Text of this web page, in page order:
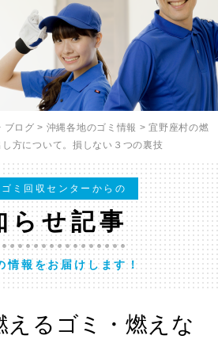
ブログ > 沖縄各地のゴミ情報 >宜野座村の燃
方について。損しない３つの裏技
ミ回収センターからの
らせ記事
情報をお届けします！
えるゴミ・燃えな